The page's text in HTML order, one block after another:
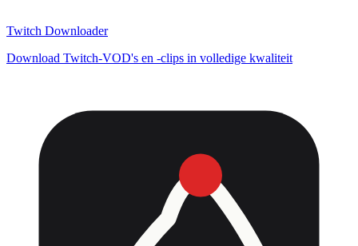
Twitch Downloader
Download Twitch-VOD's en -clips in volledige kwaliteit